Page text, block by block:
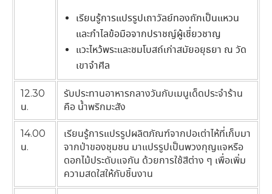
เรียนรู้การแปรรูปเถาวัลย์ทองถักเป็นแหวน
และกำไลข้อมือจากปราชญ์ผู้เชี่ยวชาญ
แวะไหว้พระและชมโบสถ์เก่าสมัยอยุธยา ณ วัด
เขาจำศีล
12.30
น.
รับประทานอาหารกลางวันกับเมนูเด็ดประจำร้าน
คือ น้ำพริกมะสัง
14.00
น.
เรียนรู้การแปรรูปผลิตภัณฑ์จากปอเต่าไห้ที่เก็บมา
จากป่าของชุมชน มาแปรรูปเป็นพวงกุญแจหรือ
ดอกไม้ประดับแจกัน ด้วยการใช้สีต่าง ๆ เพื่อเพิ่ม
ความสดใสให้กับชิ้นงาน